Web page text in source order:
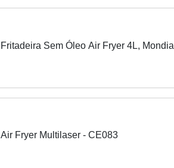
Fritadeira Sem Óleo Air Fryer 4L, Mondial
Air Fryer Multilaser - CE083